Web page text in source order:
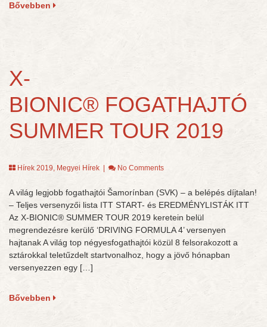
Bővebben
X-
BIONIC® FOGATHAJTÓ
SUMMER TOUR 2019
Hírek 2019, Megyei Hírek No Comments
A világ legjobb fogathajtói Šamorínban (SVK) – a belépés díjtalan!
– Teljes versenyzői lista ITT START- és EREDMÉNYLISTÁK ITT
Az X-BIONIC® SUMMER TOUR 2019 keretein belül
megrendezésre kerülő ‘DRIVING FORMULA 4’ versenyen
hajtanak A világ top négyesfogathajtói közül 8 felsorakozott a
sztárokkal teletűzdelt startvonalhoz, hogy a jövő hónapban
versenyezzen egy […]
Bővebben